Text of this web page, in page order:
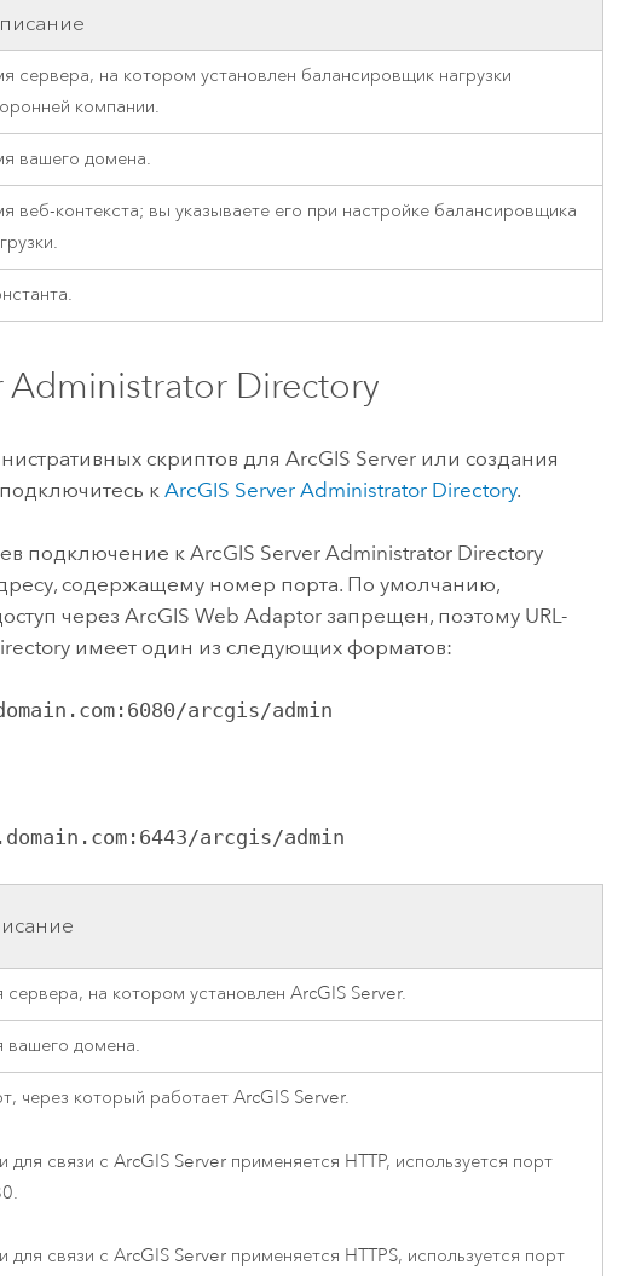
сервера, на котором установлен балансировщик нагрузки
компании.
вашего домена.
веб-контекста; вы указываете его при настройке балансировщика
Administrator Directory
скриптов дляArcGIS Server или создания
кArcGIS Server Administrator Directory.
подключение к ArcGIS Server Administrator Directory
содержащему номер порта. По умолчанию,
черезArcGIS Web Adaptor запрещен, поэтому URL-
имеет один из следующих форматов:
arcgis/admin
arcgis/admin
сервера, на котором установленArcGIS Server.
вашего домена.
через который работаетArcGIS Server.
для связи сArcGIS Server применяется HTTP, используется порт
для связи сArcGIS Server применяется HTTPS, используется порт